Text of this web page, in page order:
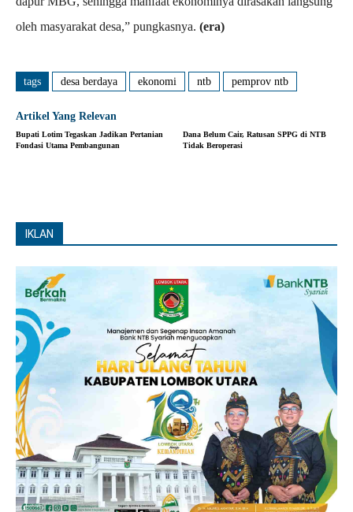
oleh masyarakat desa,” pungkasnya. (era)
tags desa berdaya ekonomi ntb pemprov ntb
Artikel Yang Relevan
Bupati Lotim Tegaskan Jadikan Pertanian
Fondasi Utama Pembangunan
Dana Belum Cair, Ratusan SPPG di NTB
Tidak Beroperasi
IKLAN